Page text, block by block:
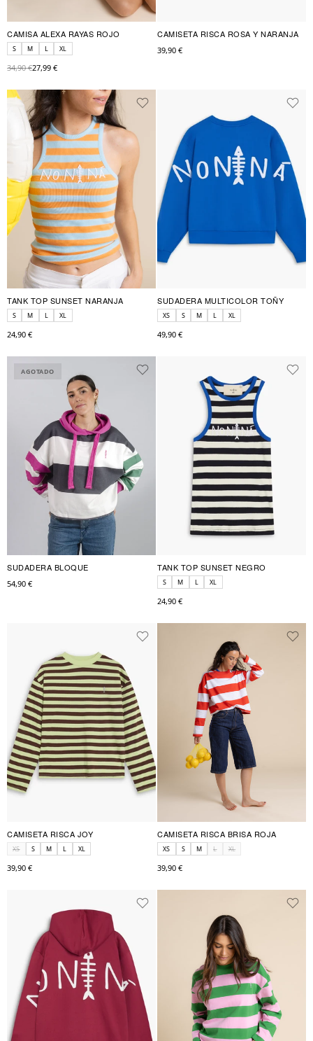
CAMISA ALEXA RAYAS ROJO
S M L XL
34,90 €27,99 €
CAMISETA RISCA ROSA Y NARANJA
39,90 €
TANK TOP SUNSET NARANJA
S M L XL
24,90 €
SUDADERA MULTICOLOR TOÑY
XS S M L XL
49,90 €
AGOTADO
SUDADERA BLOQUE
54,90 €
TANK TOP SUNSET NEGRO
S M L XL
24,90 €
CAMISETA RISCA JOY
XS S M L XL
39,90 €
CAMISETA RISCA BRISA ROJA
XS S M L XL
39,90 €